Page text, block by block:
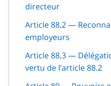
directeur
Article 88.2 —
employeurs
Article 88.3 —
vertu de l’article 88.2